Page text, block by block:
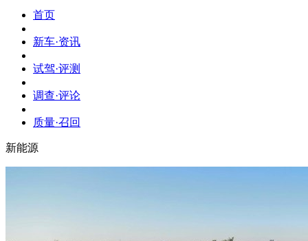
首页
新车·资讯
试驾·评测
调查·评论
质量·召回
新能源